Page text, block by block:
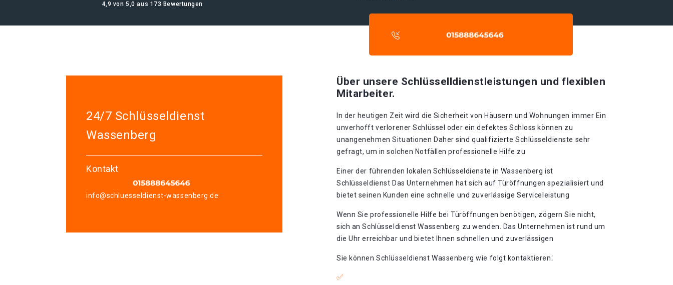
4,9 von 5,0 aus 173 Bewertungen
24/7 Schlüsseldienst
Wassenberg
Kontakt
info@schluesseldienst-wassenberg.de
Über unsere Schlüsselldienstleistungen und flexiblen
Mitarbeiter.
In der heutigen Zeit wird die Sicherheit von Häusern und Wohnungen immer Ein
unverhofft verlorener Schlüssel oder ein defektes Schloss können zu
unangenehmen Situationen Daher sind qualifizierte Schlüsseldienste sehr
gefragt, um in solchen Notfällen professionelle Hilfe zu
Einer der führenden lokalen Schlüsseldienste in Wassenberg ist
Schlüsseldienst Das Unternehmen hat sich auf Türöffnungen spezialisiert und
bietet seinen Kunden eine schnelle und zuverlässige Serviceleistung
Wenn Sie professionelle Hilfe bei Türöffnungen benötigen, zögern Sie nicht,
sich an Schlüsseldienst Wassenberg zu wenden. Das Unternehmen ist rund um
die Uhr erreichbar und bietet Ihnen schnellen und zuverlässigen
Sie können Schlüsseldienst Wassenberg wie folgt kontaktieren⁚